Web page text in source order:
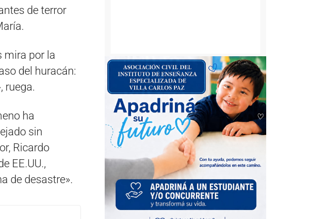
de terror
mira por la
del huracán:
ruega.
ha
sin
Ricardo
EE.UU.,
de desastre».